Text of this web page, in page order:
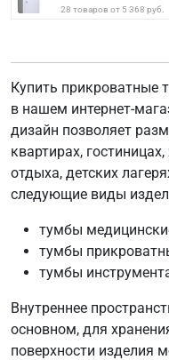
28 товаров от 5 368 руб.
Купить
в нашем интернет-
дизайн позволяет
квартирах,
отдыха, детских
следующие виды
тумбы
тумбы
тумбы
Внутреннее
основном, для
поверхности изделия